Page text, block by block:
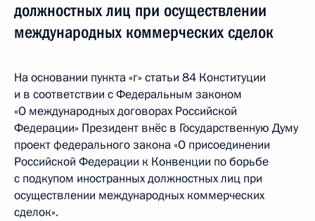
должностных лиц при осуществлении
международных коммерческих сделок
На основании пункта «г» статьи 84 Конституции
и в соответствии с Федеральным законом
«О международных договорах Российской
Федерации» Президент внёс в Государственную Думу
проект федерального закона «О присоединении
Российской Федерации к Конвенции по борьбе
с подкупом иностранных должностных лиц при
осуществлении международных коммерческих
сделок».